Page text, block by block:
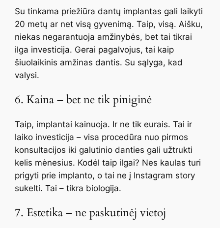
Su tinkama priežiūra dantų implantas gali laikyti
20 metų ar net visą gyvenimą. Taip, visą. Aišku,
niekas negarantuoja amžinybės, bet tai tikrai
ilga investicija. Gerai pagalvojus, tai kaip
šiuolaikinis amžinas dantis. Su sąlyga, kad
valysi.
6. Kaina – bet ne tik piniginė
Taip, implantai kainuoja. Ir ne tik eurais. Tai ir
laiko investicija – visa procedūra nuo pirmos
konsultacijos iki galutinio danties gali užtrukti
kelis mėnesius. Kodėl taip ilgai? Nes kaulas turi
prigyti prie implanto, o tai ne į Instagram story
sukelti. Tai – tikra biologija.
7. Estetika – ne paskutinėj vietoj